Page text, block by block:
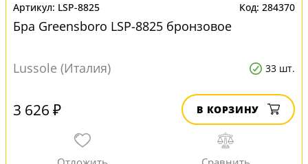
LSP-8825 284370
Бра Greensboro LSP-8825 бронзовое
Lussole (Италия) 33 шт.
3 626 ₽ В КОРЗИНУ